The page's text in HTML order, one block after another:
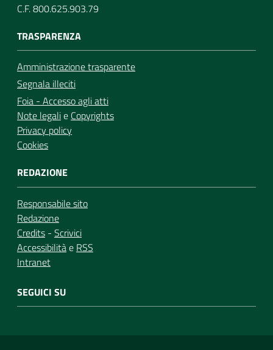
C.F. 800.625.903.79
TRASPARENZA
Amministrazione trasparente
Segnala illeciti
Foia - Accesso agli atti
Note legalie Copyrights
Privacy policy
Cookies
REDAZIONE
Responsabile sito
Redazione
Credits - Scrivici
Accessibilitàe RSS
Intranet
SEGUICI SU